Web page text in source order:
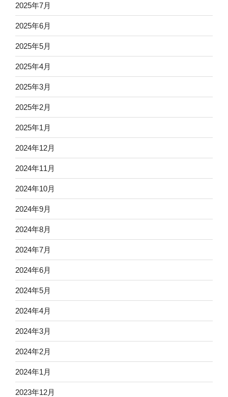
2025年7月
2025年6月
2025年5月
2025年4月
2025年3月
2025年2月
2025年1月
2024年12月
2024年11月
2024年10月
2024年9月
2024年8月
2024年7月
2024年6月
2024年5月
2024年4月
2024年3月
2024年2月
2024年1月
2023年12月